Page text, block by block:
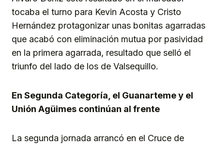
tocaba el turno para Kevin Acosta y Cristo
Hernández protagonizar unas bonitas agarradas
que acabó con eliminación mutua por pasividad
en la primera agarrada, resultado que selló el
triunfo del lado de los de Valsequillo.
En Segunda Categoría, el Guanarteme y el
Unión Agüimes continúan al frente
La segunda jornada arrancó en el Cruce de